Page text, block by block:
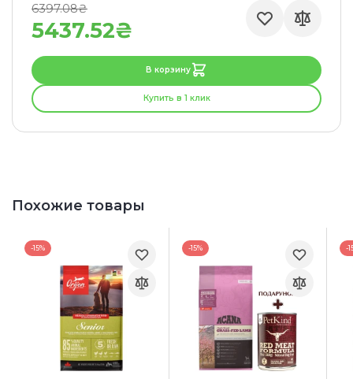
5437.52₴
6397.08₴
В корзину
Купить в 1 клик
Похожие товары
-15% -15% -